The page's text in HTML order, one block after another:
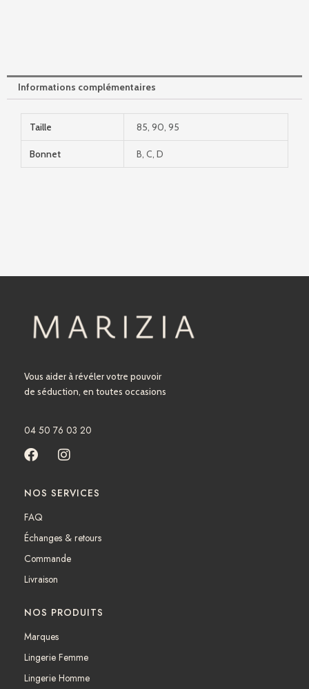
Informations complémentaires
Taille 85, 90, 95
Bonnet B, C, D
Vous aider à révéler votre pouvoir
de séduction, en toutes occasions
04 50 76 03 20
F
e
b
o
k
I
t
r
a
NOS SERVICES
FAQ
Échanges & retours
Commande
Livraison
NOS PRODUITS
Marques
Lingerie Femme
Lingerie Homme